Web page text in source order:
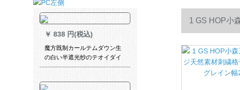
￥ 838 円(税込)
魔方既制カールテムダウン生
の白い半遮光纱のテオイダイ
カーン寝室扫き出し窓*林夕
ーンンンンシステムシステム
1 GS HOP小
レイン幅2.5メ`